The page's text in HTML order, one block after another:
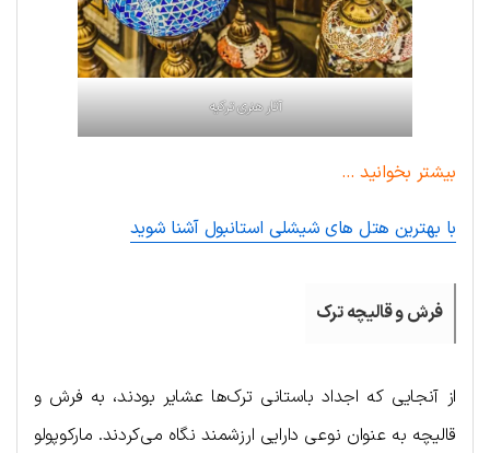
آثار هنری ترکیه
بیشتر بخوانید …
با بهترین هتل های شیشلی استانبول آشنا شوید
فرش و قالیچه ترک
از آنجایی که اجداد باستانی ترک‌ها عشایر بودند، به فرش و
قالیچه به عنوان نوعی دارایی ارزشمند نگاه می‌کردند. مارکوپولو